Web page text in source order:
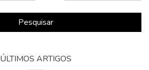
Pesquisar
ÚLTIMOS ARTIGOS